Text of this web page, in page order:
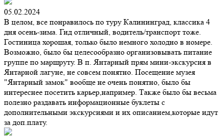
05.02.2024
В целом, все понравилось по туру Калининград, классика 4
дня осень-зима. Гид отличный, водитель/транспорт тоже.
Гостиница хорошая, только было немного холодно в номере.
Возможно, было бы целесообразно организовывать питание
группе по маршруту. В п. Янтарный прям мини-экскурсия в
Янтарной лагуне, не совсем понятно. Посещение музея
"Янтарный замок" вообще не очень понятно, было бы
интереснее посетить карьер,например. Также было бы весьма
полезно раздавать информационные буклеты с
дополнительными экскурсиями и их описанием,которые идут
за доп.плату.